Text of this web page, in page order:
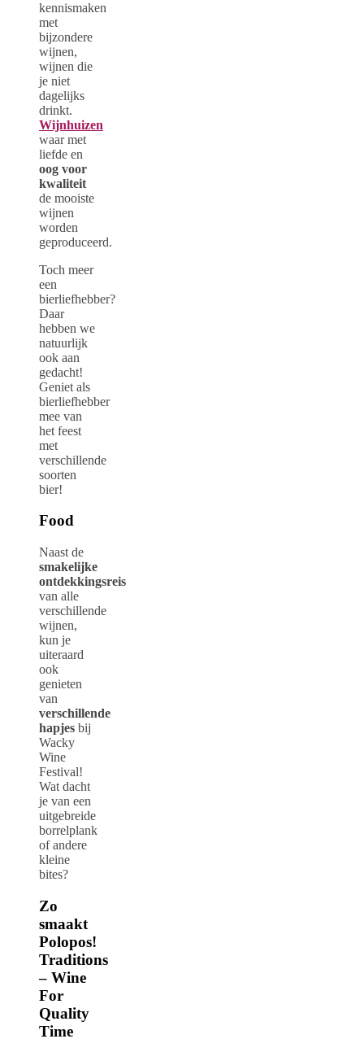
kennismaken
met
bijzondere
wijnen,
wijnen die
je niet
dagelijks
drinkt.
Wijnhuizen
waar met
liefde en
oog voor
kwaliteit
de mooiste
wijnen
worden
geproduceerd.
Toch meer
een
bierliefhebber?
Daar
hebben we
natuurlijk
ook aan
gedacht!
Geniet als
bierliefhebber
mee van
het feest
met
verschillende
soorten
bier!
Food
Naast de
smakelijke
ontdekkingsreis
van alle
verschillende
wijnen,
kun je
uiteraard
ook
genieten
van
verschillende
hapjes bij
Wacky
Wine
Festival!
Wat dacht
je van een
uitgebreide
borrelplank
of andere
kleine
bites?
Zo
smaakt
Polopos!
Traditions
– Wine
For
Quality
Time